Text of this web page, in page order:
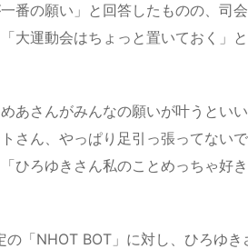
番の願い」と回答したものの、司
大運動会はちょっと置いておく」
あさんがみんなの願いが叶うとい
さん、やっぱり足引っ張ってない
ひろゆきさん私のことめっちゃ好
「NHOT BOT」に対し、ひろゆ